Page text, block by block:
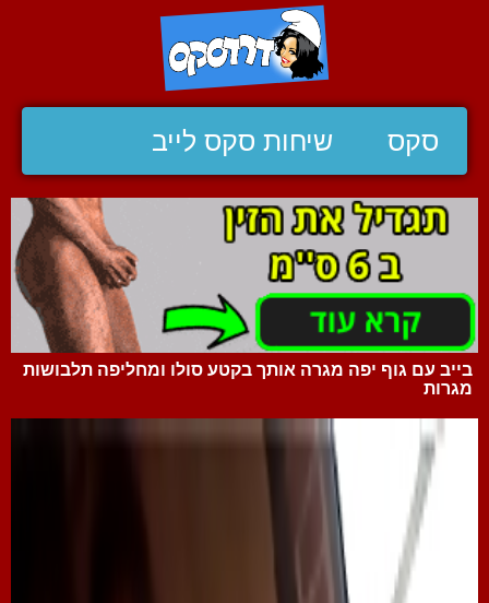
סקס שיחות סקס לייב
בייב עם גוף יפה מגרה אותך בקטע סולו ומחליפה תלבושות
מגרות